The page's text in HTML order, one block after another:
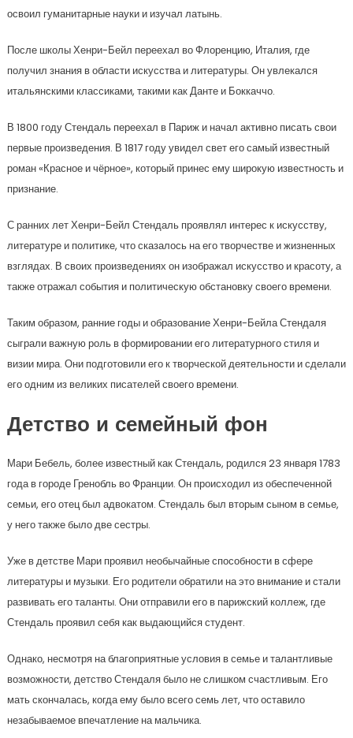
освоил гуманитарные науки и изучал латынь.
После школы Хенри-Бейл переехал во Флоренцию, Италия, где
получил знания в области искусства и литературы. Он увлекался
итальянскими классиками, такими как Данте и Боккаччо.
В 1800 году Стендаль переехал в Париж и начал активно писать свои
первые произведения. В 1817 году увидел свет его самый известный
роман «Красное и чёрное», который принес ему широкую известность и
признание.
С ранних лет Хенри-Бейл Стендаль проявлял интерес к искусству,
литературе и политике, что сказалось на его творчестве и жизненных
взглядах. В своих произведениях он изображал искусство и красоту, а
также отражал события и политическую обстановку своего времени.
Таким образом, ранние годы и образование Хенри-Бейла Стендаля
сыграли важную роль в формировании его литературного стиля и
визии мира. Они подготовили его к творческой деятельности и сделали
его одним из великих писателей своего времени.
Детство и семейный фон
Мари Бебель, более известный как Стендаль, родился 23 января 1783
года в городе Гренобль во Франции. Он происходил из обеспеченной
семьи, его отец был адвокатом. Стендаль был вторым сыном в семье,
у него также было две сестры.
Уже в детстве Мари проявил необычайные способности в сфере
литературы и музыки. Его родители обратили на это внимание и стали
развивать его таланты. Они отправили его в парижский коллеж, где
Стендаль проявил себя как выдающийся студент.
Однако, несмотря на благоприятные условия в семье и талантливые
возможности, детство Стендаля было не слишком счастливым. Его
мать скончалась, когда ему было всего семь лет, что оставило
незабываемое впечатление на мальчика.